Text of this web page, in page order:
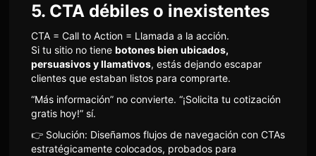
5. CTA débiles o inexistentes
CTA = Call to Action = Llamada a la acción.
Si tu sitio no tiene botones bien ubicados,
persuasivos y llamativos, estás dejando escapar
clientes que estaban listos para comprarte.
“Más información” no convierte. “¡Solicita tu cotización
gratis hoy!” sí.
👉 Solución: Diseñamos flujos de navegación con CTAs
estratégicamente colocados, probados para